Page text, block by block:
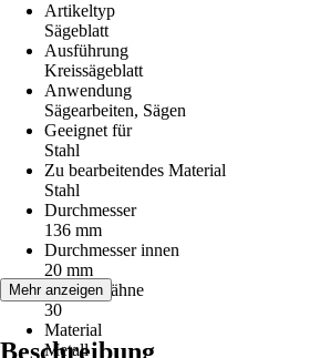
Artikeltyp
Sägeblatt
Ausführung
Kreissägeblatt
Anwendung
Sägearbeiten, Sägen
Geeignet für
Stahl
Zu bearbeitendes Material
Stahl
Durchmesser
136 mm
Durchmesser innen
20 mm
Anzahl Zähne
30
Material
Metall
Mehr anzeigen
Beschreibung